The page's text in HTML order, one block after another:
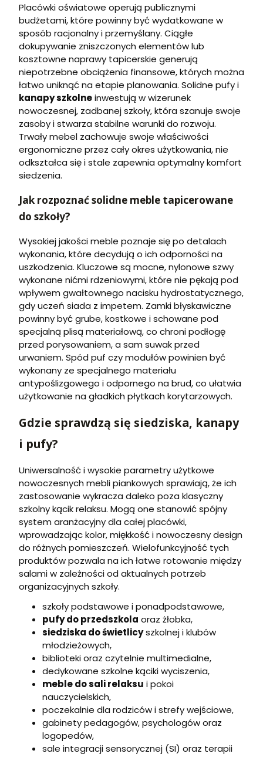
Placówki oświatowe operują publicznymi
budżetami, które powinny być wydatkowane w
sposób racjonalny i przemyślany. Ciągłe
dokupywanie zniszczonych elementów lub
kosztowne naprawy tapicerskie generują
niepotrzebne obciążenia finansowe, których można
łatwo uniknąć na etapie planowania. Solidne pufy i
kanapy szkolneinwestują w wizerunek
nowoczesnej, zadbanej szkoły, która szanuje swoje
zasoby i stwarza stabilne warunki do rozwoju.
Trwały mebel zachowuje swoje właściwości
ergonomiczne przez cały okres użytkowania, nie
odkształca się i stale zapewnia optymalny komfort
siedzenia.
Jak rozpoznać solidne meble tapicerowane
do szkoły?
Wysokiej jakości meble poznaje się po detalach
wykonania, które decydują o ich odporności na
uszkodzenia. Kluczowe są mocne, nylonowe szwy
wykonane nićmi rdzeniowymi, które nie pękają pod
wpływem gwałtownego nacisku hydrostatycznego,
gdy uczeń siada z impetem. Zamki błyskawiczne
powinny być grube, kostkowe i schowane pod
specjalną plisą materiałową, co chroni podłogę
przed porysowaniem, a sam suwak przed
urwaniem. Spód puf czy modułów powinien być
wykonany ze specjalnego materiału
antypoślizgowego i odpornego na brud, co ułatwia
użytkowanie na gładkich płytkach korytarzowych.
Gdzie sprawdzą się siedziska, kanapy
i pufy?
Uniwersalność i wysokie parametry użytkowe
nowoczesnych mebli piankowych sprawiają, że ich
zastosowanie wykracza daleko poza klasyczny
szkolny kącik relaksu. Mogą one stanowić spójny
system aranżacyjny dla całej placówki,
wprowadzając kolor, miękkość i nowoczesny design
do różnych pomieszczeń. Wielofunkcyjność tych
produktów pozwala na ich łatwe rotowanie między
salami w zależności od aktualnych potrzeb
organizacyjnych szkoły.
szkoły podstawowe i ponadpodstawowe,
pufy do przedszkola oraz żłobka,
siedziska do świetlicyszkolnej i klubów
młodzieżowych,
biblioteki oraz czytelnie multimedialne,
dedykowane szkolne kąciki wyciszenia,
meble do sali relaksu i pokoi
nauczycielskich,
poczekalnie dla rodziców i strefy wejściowe,
gabinety pedagogów, psychologów oraz
logopedów,
sale integracji sensorycznej (SI) oraz terapii